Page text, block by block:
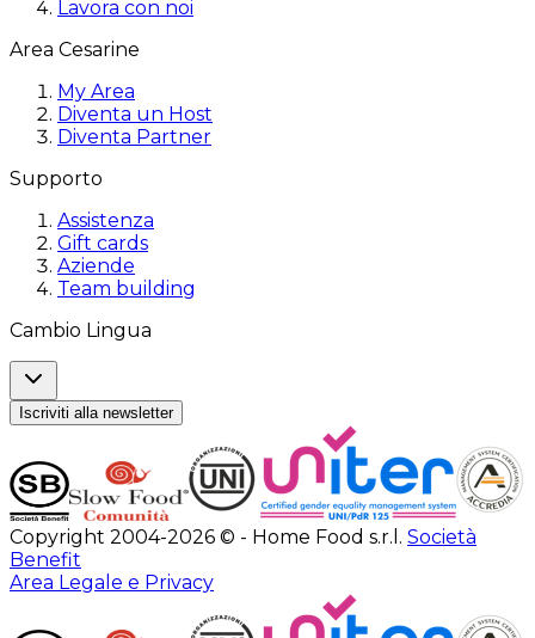
Lavora con noi
Area Cesarine
My Area
Diventa un Host
Diventa Partner
Supporto
Assistenza
Gift cards
Aziende
Team building
Cambio Lingua
Iscriviti alla newsletter
Copyright 2004-2026 © - Home Food s.r.l. Società
Benefit
Area Legale e Privacy